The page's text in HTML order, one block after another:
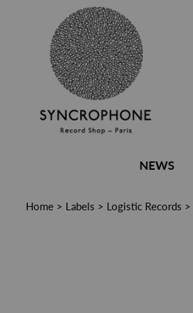
NEWS
Home > Labels > Logistic Records >